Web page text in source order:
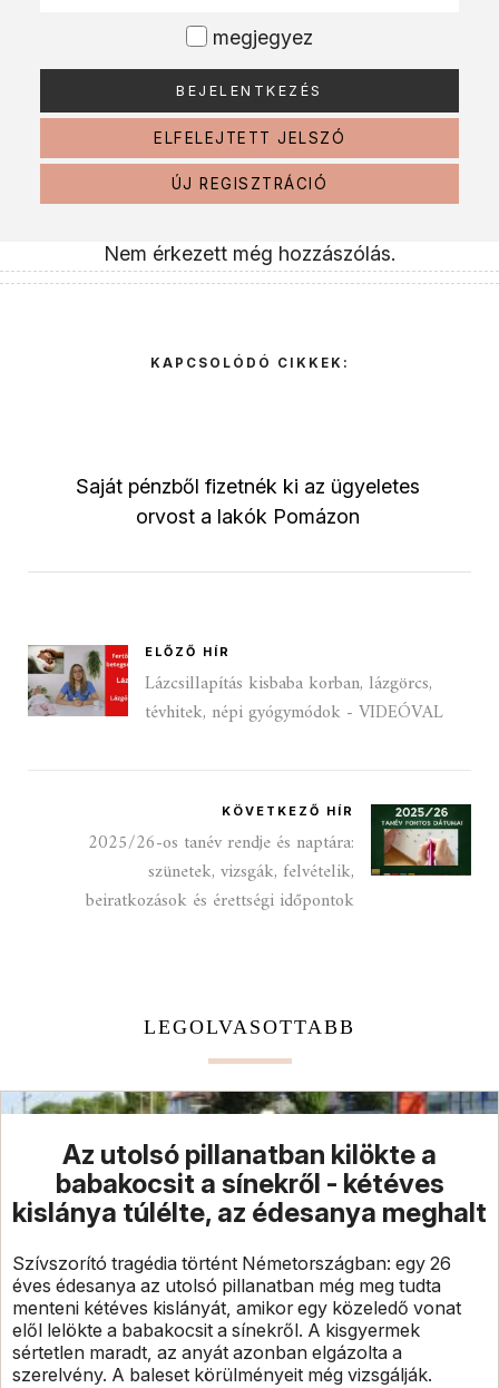
megjegyez
ELFELEJTETT JELSZÓ
ÚJ REGISZTRÁCIÓ
Nem érkezett még hozzászólás.
KAPCSOLÓDÓ CIKKEK:
Saját pénzből fizetnék ki az ügyeletes
orvost a lakók Pomázon
ELŐZŐ HÍR
Lázcsillapítás kisbaba korban, lázgörcs,
tévhitek, népi gyógymódok - VIDEÓVAL
KÖVETKEZŐ HÍR
2025/26-os tanév rendje és naptára:
szünetek, vizsgák, felvételik,
beiratkozások és érettségi időpontok
LEGOLVASOTTABB
Az utolsó pillanatban kilökte a
babakocsit a sínekről - kétéves
kislánya túlélte, az édesanya meghalt
Szívszorító tragédia történt Németországban: egy 26
éves édesanya az utolsó pillanatban még meg tudta
menteni kétéves kislányát, amikor egy közeledő vonat
elől lelökte a babakocsit a sínekről. A kisgyermek
sértetlen maradt, az anyát azonban elgázolta a
szerelvény. A baleset körülményeit még vizsgálják.